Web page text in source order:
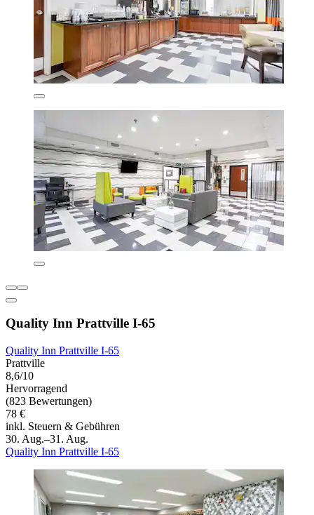
Quality Inn Prattville I-65
Quality Inn Prattville I-65
Prattville
8,6/10
Hervorragend
(823 Bewertungen)
78 €
inkl. Steuern & Gebühren
30. Aug.–31. Aug.
Quality Inn Prattville I-65